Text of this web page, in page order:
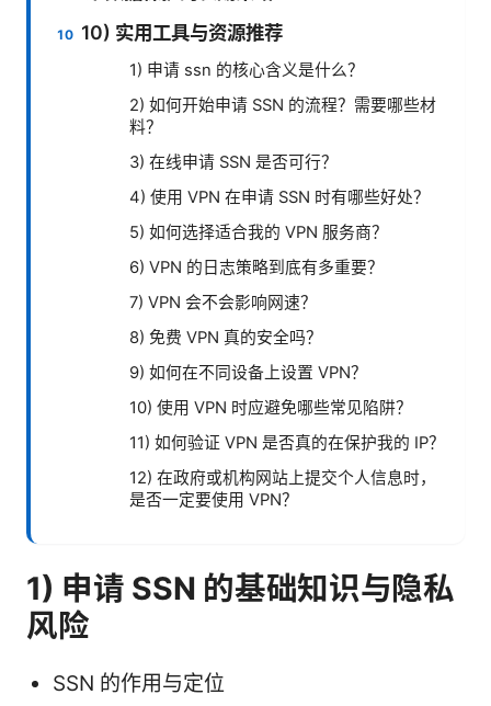
10) 实用工具与资源推荐
1) 申请 ssn 的核心含义是什么？
2) 如何开始申请 SSN 的流程？需要哪些材
料？
3) 在线申请 SSN 是否可行？
4) 使用 VPN 在申请 SSN 时有哪些好处？
5) 如何选择适合我的 VPN 服务商？
6) VPN 的日志策略到底有多重要？
7) VPN 会不会影响网速？
8) 免费 VPN 真的安全吗？
9) 如何在不同设备上设置 VPN？
10) 使用 VPN 时应避免哪些常见陷阱？
11) 如何验证 VPN 是否真的在保护我的 IP？
12) 在政府或机构网站上提交个人信息时，
是否一定要使用 VPN？
1) 申请 SSN 的基础知识与隐私
风险
SSN 的作用与定位